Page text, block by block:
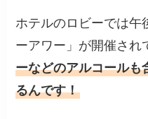
ホテルのロビーでは午
ーアワー」が開催され
ーなどのアルコールも
るんです！